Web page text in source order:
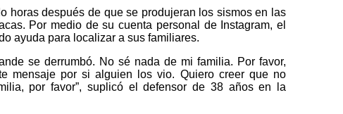
horas después de que se produjeran los sismos en las
Por medio de su cuenta personal de Instagram, el
ayuda para localizar a sus familiares.
se derrumbó. No sé nada de mi familia. Por favor,
mensaje por si alguien los vio. Quiero creer que no
por favor”, suplicó el defensor de 38 años en la